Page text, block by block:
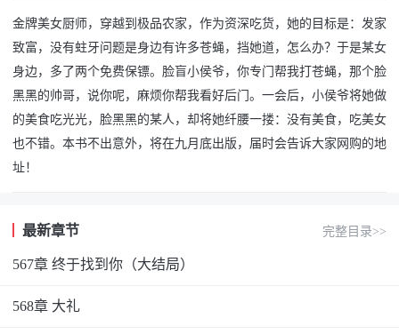
金牌美女厨师，穿越到极品农家，作为资深吃货，她的目标是：发家
致富，没有蛀牙问题是身边有许多苍蝇，挡她道，怎么办？于是某女
身边，多了两个免费保镖。脸盲小侯爷，你专门帮我打苍蝇，那个脸
黑黑的帅哥，说你呢，麻烦你帮我看好后门。一会后，小侯爷将她做
的美食吃光光，脸黑黑的某人，却将她纤腰一搂：没有美食，吃美女
也不错。本书不出意外，将在九月底出版，届时会告诉大家网购的地
址！
最新章节 完整目录>>
567章 终于找到你（大结局）
568章 大礼